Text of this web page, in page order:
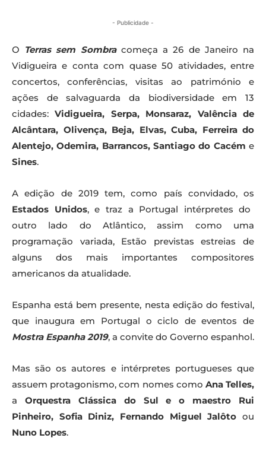
- Publicidade -
O Terras sem Sombracomeça a 26 de Janeiro na
Vidigueira e conta com quase 50 atividades, entre
concertos, conferências, visitas ao património e
ações de salvaguarda da biodiversidade em 13
cidades:Vidigueira, Serpa, Monsaraz, Valência de
Alcântara, Olivença, Beja, Elvas, Cuba, Ferreira do
Alentejo, Odemira, Barrancos, Santiago do Cacém e
Sines.
A edição de 2019 tem, como país convidado, os
Estados Unidos, e traz a Portugal intérpretes do
outro lado do Atlântico, assim como uma
programação variada, Estão previstas estreias de
alguns dos mais importantes compositores
americanos da atualidade.
Espanha está bem presente, nesta edição do festival,
que inaugura em Portugal o ciclo de eventos de
Mostra Espanha 2019, a convite do Governo espanhol.
Mas são os autores e intérpretes portugueses que
assuem protagonismo, com nomes como Ana Telles,
a Orquestra Clássica do Sul e o maestro Rui
Pinheiro, Sofia Diniz, Fernando Miguel Jalôto ou
Nuno Lopes.